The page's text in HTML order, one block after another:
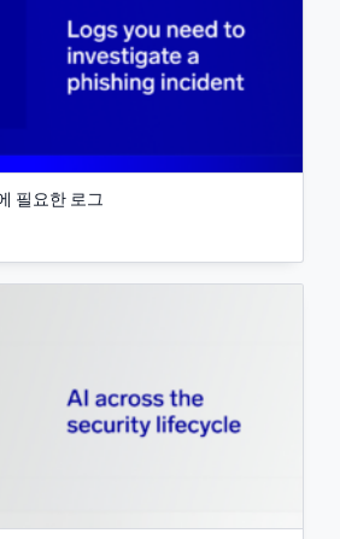
필요한 로그